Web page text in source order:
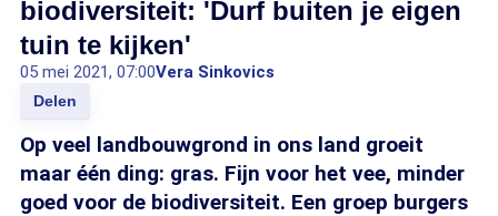
biodiversiteit: 'Durf buiten je eigen
tuin te kijken'
05 mei 2021, 07:00Vera Sinkovics
Delen
Op veel landbouwgrond in ons land groeit
maar één ding: gras. Fijn voor het vee, minder
goed voor de biodiversiteit. Een groep burgers